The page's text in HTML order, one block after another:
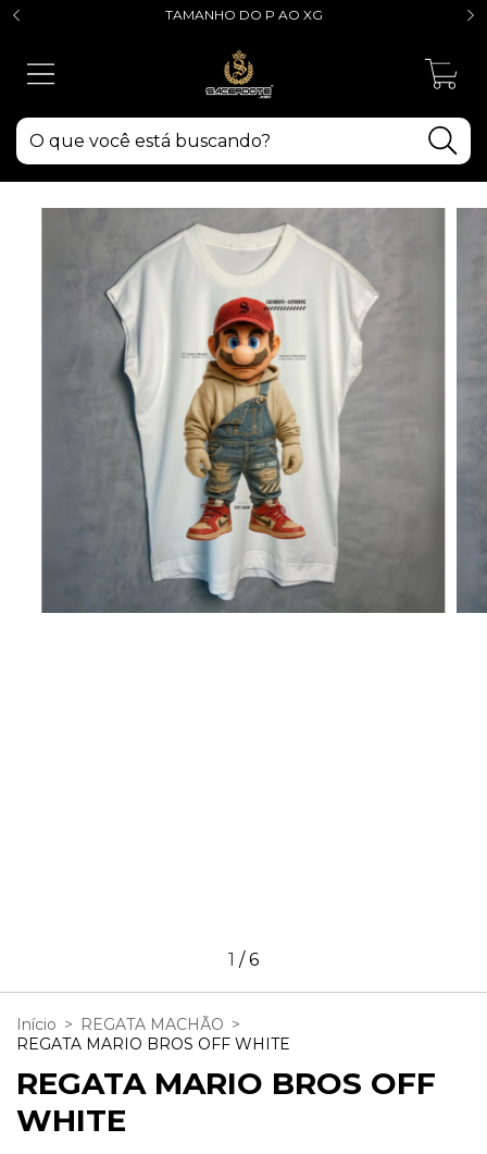
TAMANHO DO P AO XG
1 /6
Início > REGATA MACHÃO >
REGATA MARIO BROS OFF WHITE
REGATA MARIO BROS OFF
WHITE